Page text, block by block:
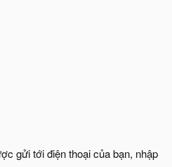
gửi tới điện thoại của bạn, nhập